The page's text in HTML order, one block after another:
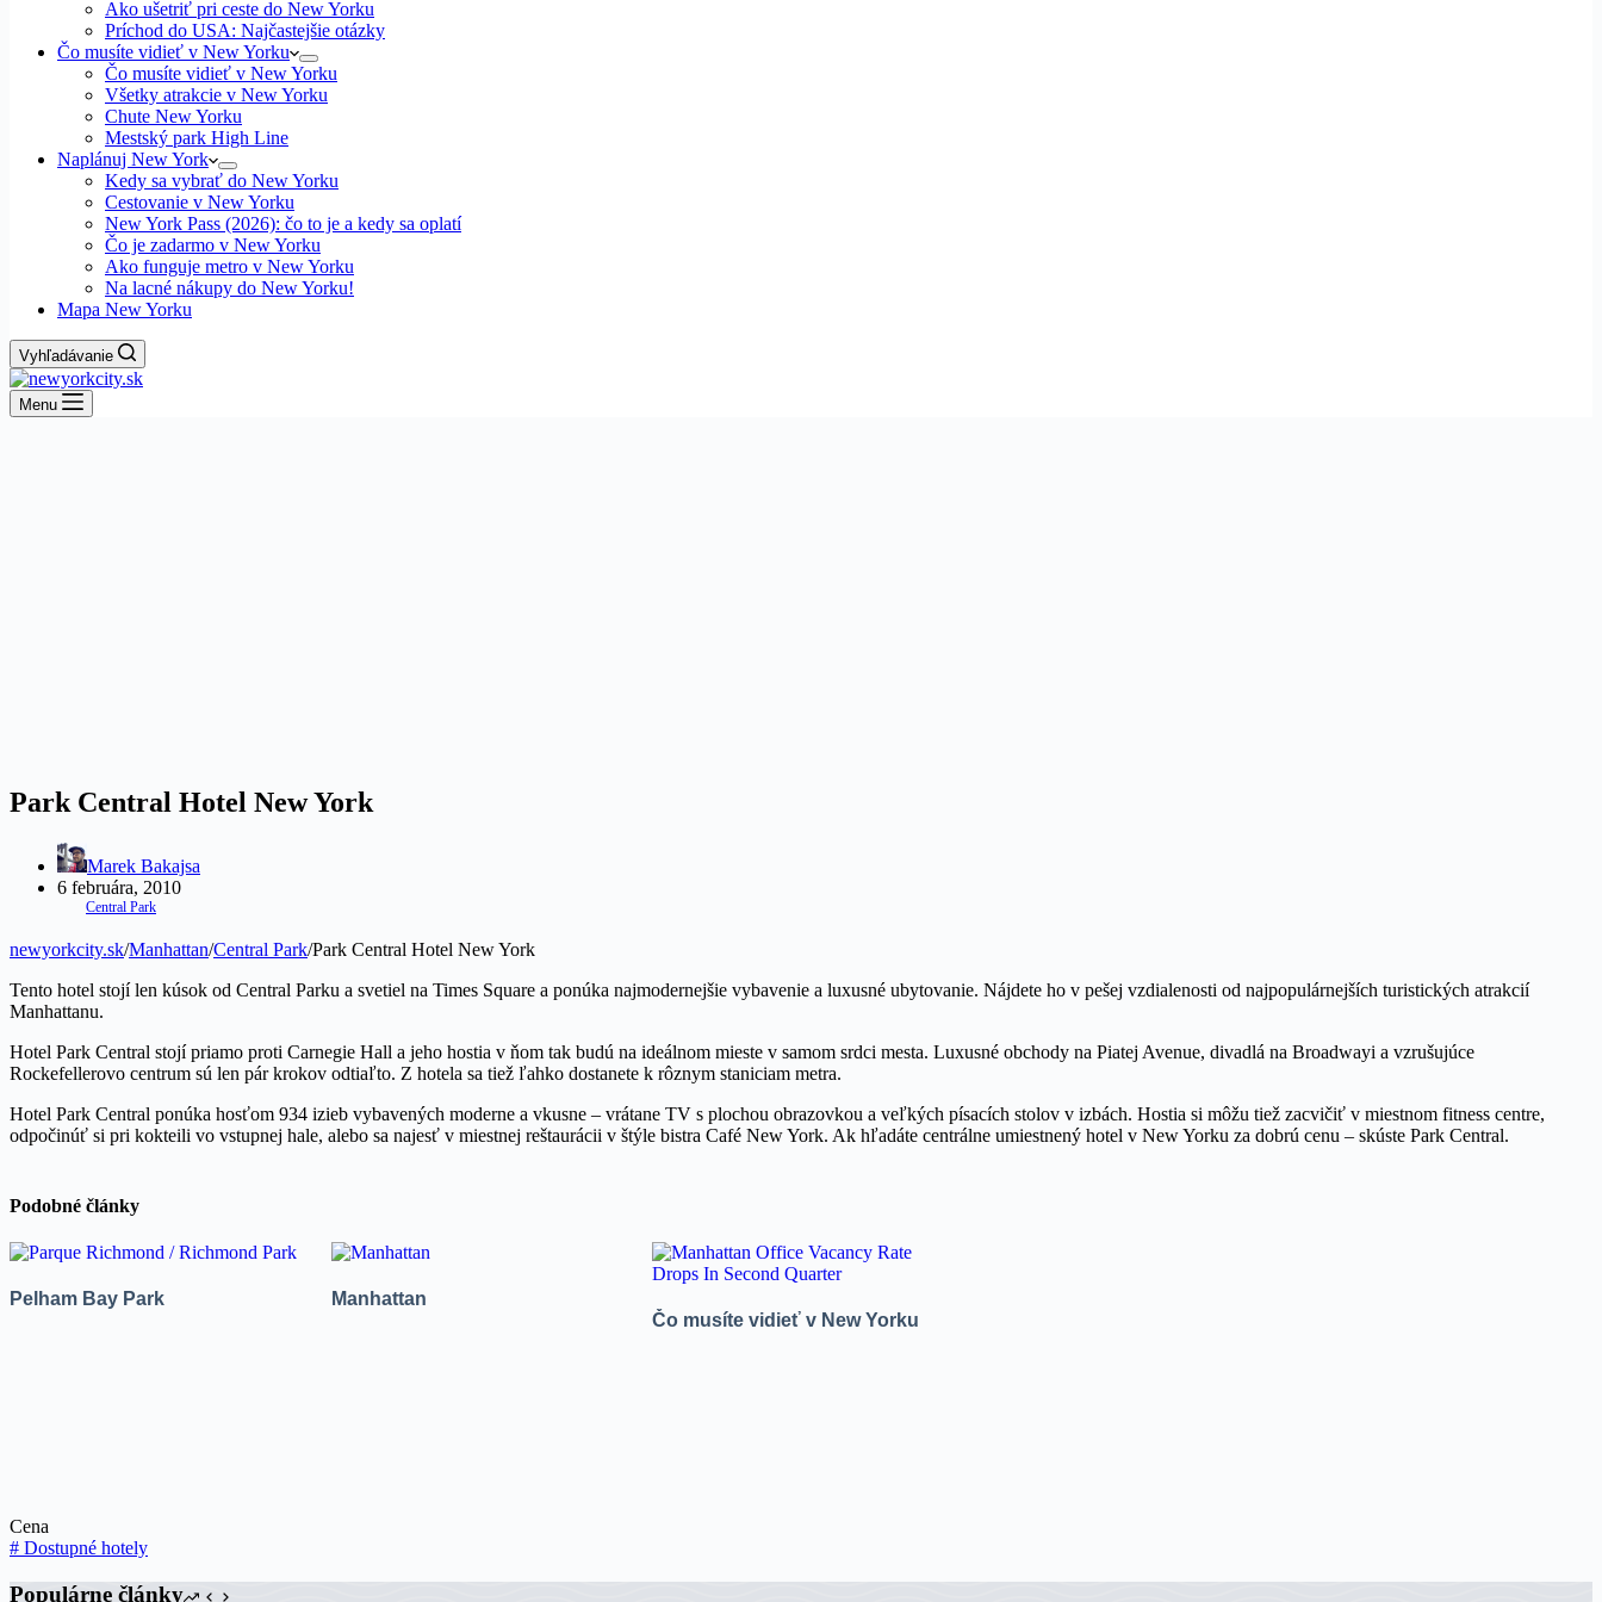
Ako ušetriť pri ceste do New Yorku
Príchod do USA: Najčastejšie otázky
Čo musíte vidieť v New Yorku
Čo musíte vidieť v New Yorku
Všetky atrakcie v New Yorku
Chute New Yorku
Mestský park High Line
Naplánuj New York
Kedy sa vybrať do New Yorku
Cestovanie v New Yorku
New York Pass (2026): čo to je a kedy sa oplatí
Čo je zadarmo v New Yorku
Ako funguje metro v New Yorku
Na lacné nákupy do New Yorku!
Mapa New Yorku
Vyhľadávanie
Menu
Park Central Hotel New York
Marek Bakajsa
6 februára, 2010
Central Park
newyorkcity.sk/Manhattan/Central Park/Park Central Hotel New York
Tento hotel stojí len kúsok od Central Parku a svetiel na Times Square a ponúka najmodernejšie vybavenie a luxusné ubytovanie. Nájdete ho v pešej vzdialenosti od najpopulárnejších turistických atrakcií
Manhattanu.
Hotel Park Central stojí priamo proti Carnegie Hall a jeho hostia v ňom tak budú na ideálnom mieste v samom srdci mesta. Luxusné obchody na Piatej Avenue, divadlá na Broadwayi a vzrušujúce
Rockefellerovo centrum sú len pár krokov odtiaľto. Z hotela sa tiež ľahko dostanete k rôznym staniciam metra.
Hotel Park Central ponúka hosťom 934 izieb vybavených moderne a vkusne – vrátane TV s plochou obrazovkou a veľkých písacích stolov v izbách. Hostia si môžu tiež zacvičiť v miestnom fitness centre,
odpočinúť si pri kokteili vo vstupnej hale, alebo sa najesť v miestnej reštaurácii v štýle bistra Café New York. Ak hľadáte centrálne umiestnený hotel v New Yorku za dobrú cenu – skúste Park Central.
Podobné články
Pelham Bay Park
Manhattan
Čo musíte vidieť v New Yorku
Cena
# Dostupné hotely
Populárne články